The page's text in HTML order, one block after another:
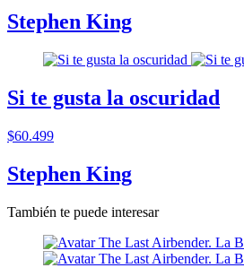
Stephen King
Si te gusta la oscuridad
$60.499
Stephen King
También te puede interesar